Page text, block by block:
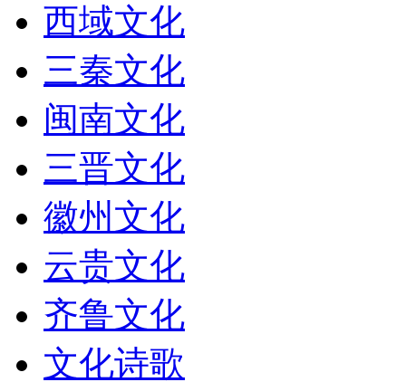
西域文化
三秦文化
闽南文化
三晋文化
徽州文化
云贵文化
齐鲁文化
文化诗歌